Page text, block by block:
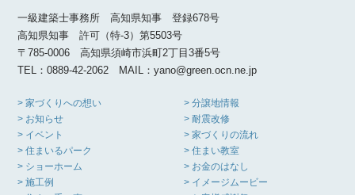
一級建築士事務所 高知県知事 登録678号
高知県知事 許可（特-3）第5503号
〒785-0006 高知県須崎市浜町2丁目3番5号
TEL：0889-42-2062 MAIL：yano@green.ocn.ne.jp
> 家づくりへの想い
> お知らせ
> イベント
> 住まいるパーク
> ショーホーム
> 施工例
> 分譲地情報
> 耐震改修
> 家づくりの流れ
> 住まい教室
> お金のはなし
> イメージムービー